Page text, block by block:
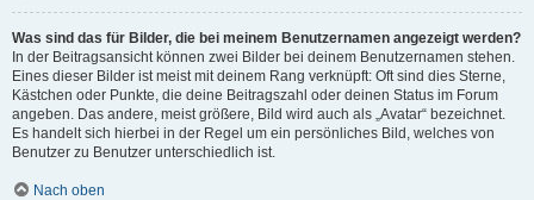
Was sind das für Bilder, die bei meinem Benutzernamen angezeigt werden?
In der Beitragsansicht können zwei Bilder bei deinem Benutzernamen stehen.
Eines dieser Bilder ist meist mit deinem Rang verknüpft: Oft sind dies Sterne,
Kästchen oder Punkte, die deine Beitragszahl oder deinen Status im Forum
angeben. Das andere, meist größere, Bild wird auch als „Avatar“ bezeichnet.
Es handelt sich hierbei in der Regel um ein persönliches Bild, welches von
Benutzer zu Benutzer unterschiedlich ist.
Nach oben